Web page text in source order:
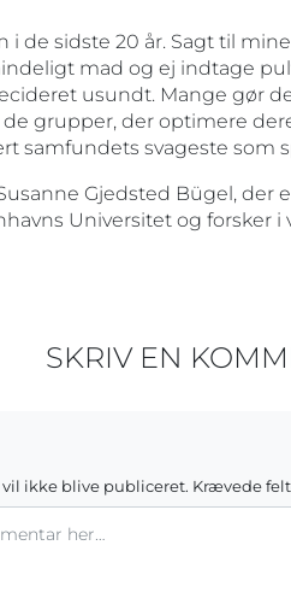
i de sidste 20 år. Sagt til
mad og ej indtage
usundt. Mange gør
grupper, der optimere
samfundets svageste som
Gjedsted Bügel, der
Universitet og forsker i
SKRIV EN
ikke blive publiceret. Krævede